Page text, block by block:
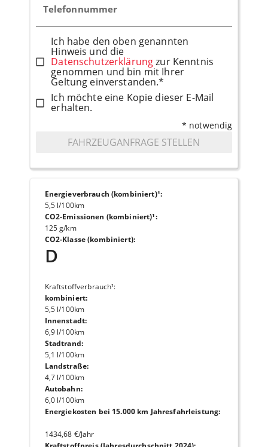
Telefonnummer
Ich habe den oben genannten
Hinweis und die
Datenschutzerklärungzur Kenntnis
genommen und bin mit Ihrer
Geltung einverstanden.*
Ich möchte eine Kopie dieser E-Mail
erhalten.
* notwendig
FAHRZEUGANFRAGE STELLEN
Energieverbrauch (kombiniert)¹:
5,5 l/100km
CO2-Emissionen (kombiniert)¹:
125 g/km
CO2-Klasse (kombiniert):
D
Kraftstoffverbrauch¹:
kombiniert:
5,5 l/100km
Innenstadt:
6,9 l/100km
Stadtrand:
5,1 l/100km
Landstraße:
4,7 l/100km
Autobahn:
6,0 l/100km
Energiekosten bei 15.000 km Jahresfahrleistung:
1434,68 €/Jahr